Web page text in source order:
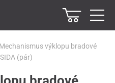
Mechanismus výklopu bradové
(pár)